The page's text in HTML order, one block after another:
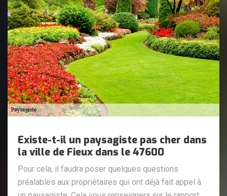
Existe-t-il un paysagiste pas cher dans
la ville de Fieux dans le 47600
Pour cela, il faudra poser quelques questions
préalables aux propriétaires qui ont déjà fait appel à